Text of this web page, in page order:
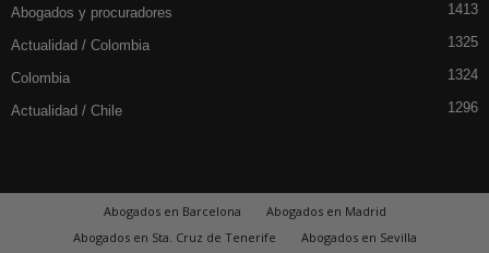
Abogados y procuradores 1413
Actualidad / Colombia 1325
Colombia 1324
Actualidad / Chile 1296
Abogados en Barcelona
Abogados en Madrid
Abogados en Sta. Cruz de Tenerife
Abogados en Sevilla